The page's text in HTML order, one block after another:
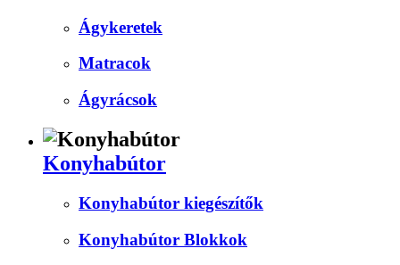
Ágykeretek
Matracok
Ágyrácsok
Konyhabútor
Konyhabútor kiegészítők
Konyhabútor Blokkok